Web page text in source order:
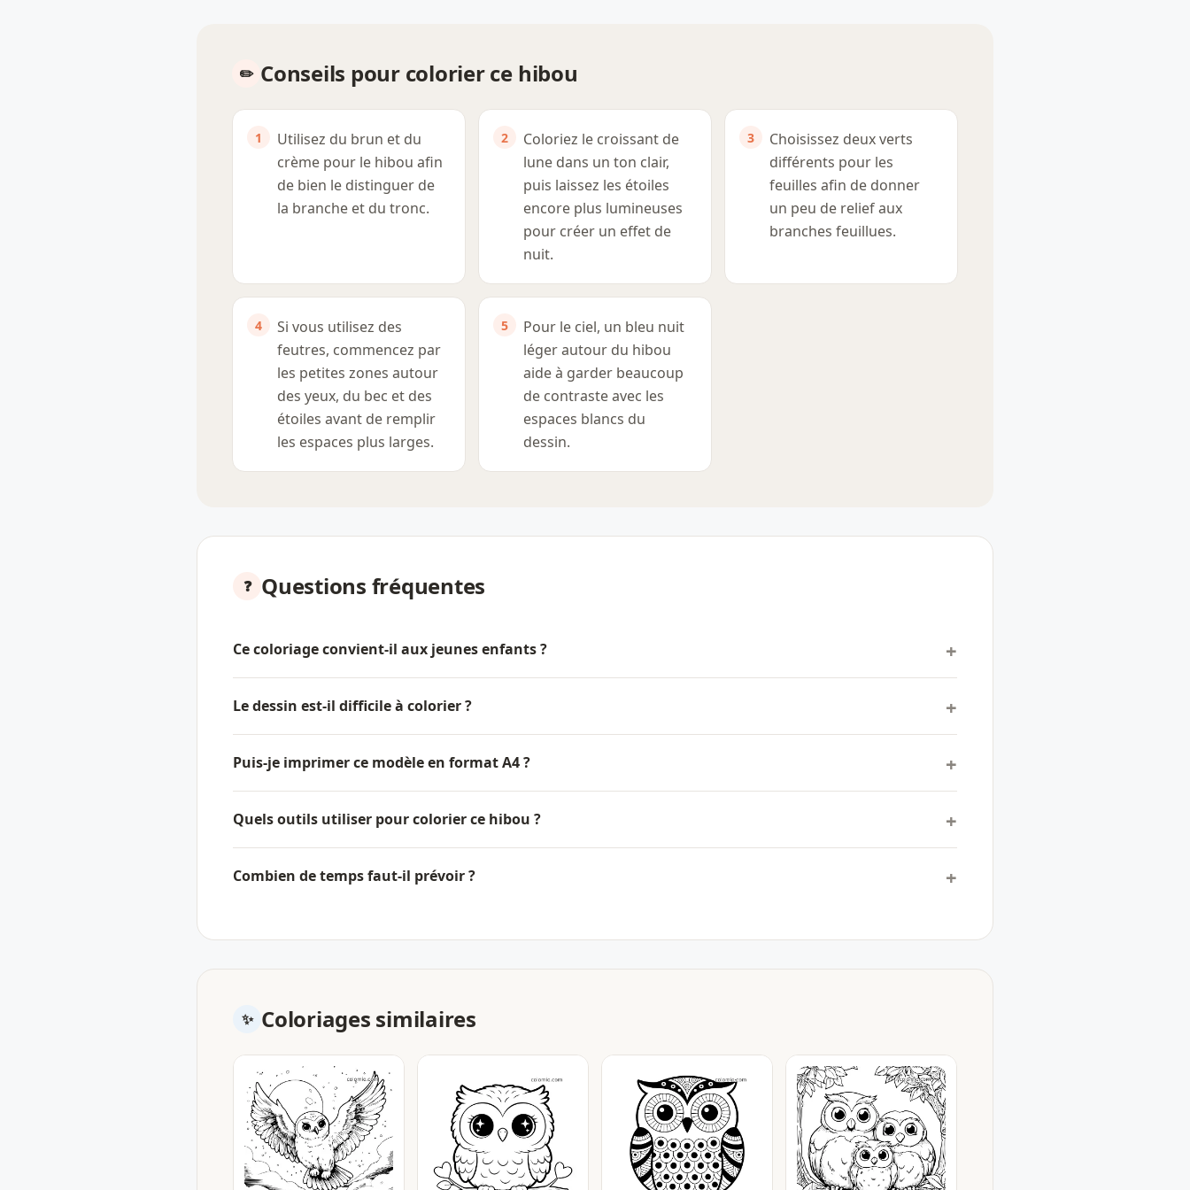
Conseils pour colorier ce hibou
Utilisez du brun et du
crème pour le hibou afin
de bien le distinguer de
la branche et du tronc.
Coloriez le croissant de
lune dans un ton clair,
puis laissez les étoiles
encore plus lumineuses
pour créer un effet de
nuit.
Choisissez deux verts
différents pour les
feuilles afin de donner
un peu de relief aux
branches feuillues.
Si vous utilisez des
feutres, commencez par
les petites zones autour
des yeux, du bec et des
étoiles avant de remplir
les espaces plus larges.
Pour le ciel, un bleu nuit
léger autour du hibou
aide à garder beaucoup
de contraste avec les
espaces blancs du
dessin.
Questions fréquentes
Ce coloriage convient-il aux jeunes enfants ?
Le dessin est-il difficile à colorier ?
Puis-je imprimer ce modèle en format A4 ?
Quels outils utiliser pour colorier ce hibou ?
Combien de temps faut-il prévoir ?
Coloriages similaires